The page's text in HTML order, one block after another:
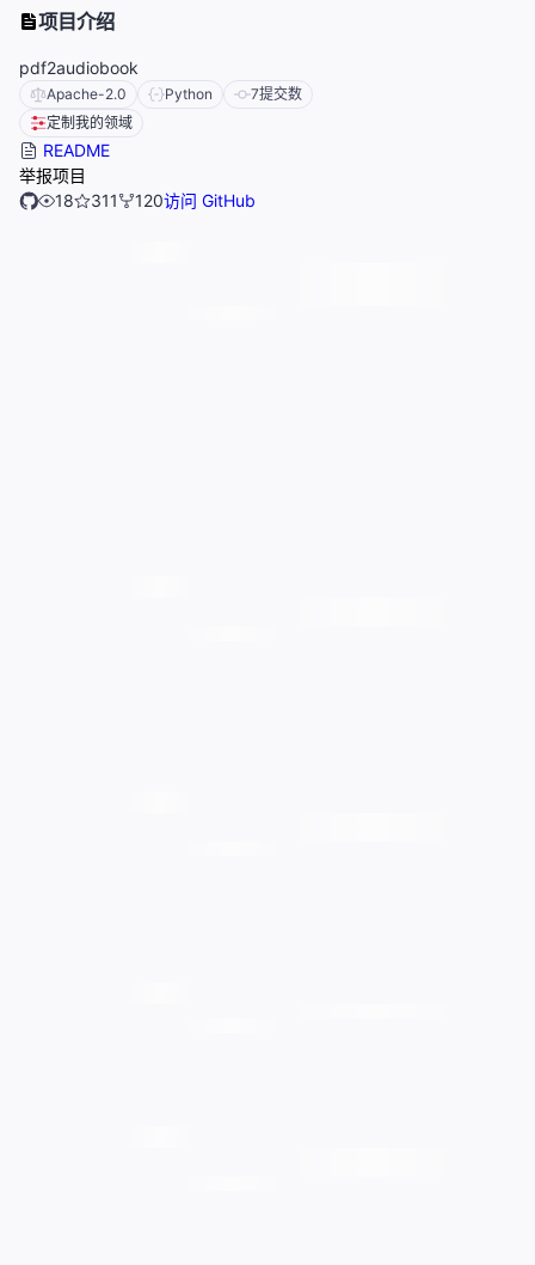
项目介绍
pdf2audiobook
Apache-2.0 Python 7提交数
定制我的领域
README
举报项目
18
311 120访问 GitHub